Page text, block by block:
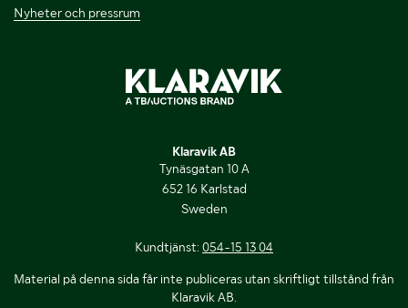
Nyheter och pressrum
Klaravik AB
Tynäsgatan 10 A
652 16 Karlstad
Sweden
Kundtjänst: 054-15 13 04
Material på denna sida får inte publiceras utan skriftligt tillstånd från
Klaravik AB.